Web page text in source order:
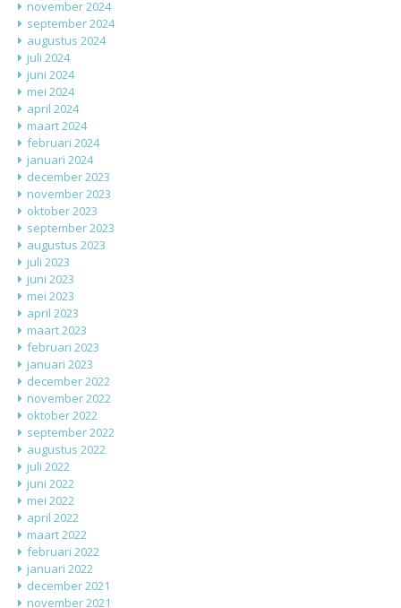
november 2024
september 2024
augustus 2024
juli 2024
juni 2024
mei 2024
april 2024
maart 2024
februari 2024
januari 2024
december 2023
november 2023
oktober 2023
september 2023
augustus 2023
juli 2023
juni 2023
mei 2023
april 2023
maart 2023
februari 2023
januari 2023
december 2022
november 2022
oktober 2022
september 2022
augustus 2022
juli 2022
juni 2022
mei 2022
april 2022
maart 2022
februari 2022
januari 2022
december 2021
november 2021